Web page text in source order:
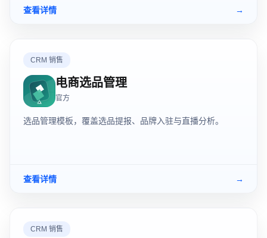
查看详情
→
CRM 销售
电商选品管理
官方
选品管理模板，覆盖选品提报、品牌入驻与直播分析。
查看详情 →
CRM 销售